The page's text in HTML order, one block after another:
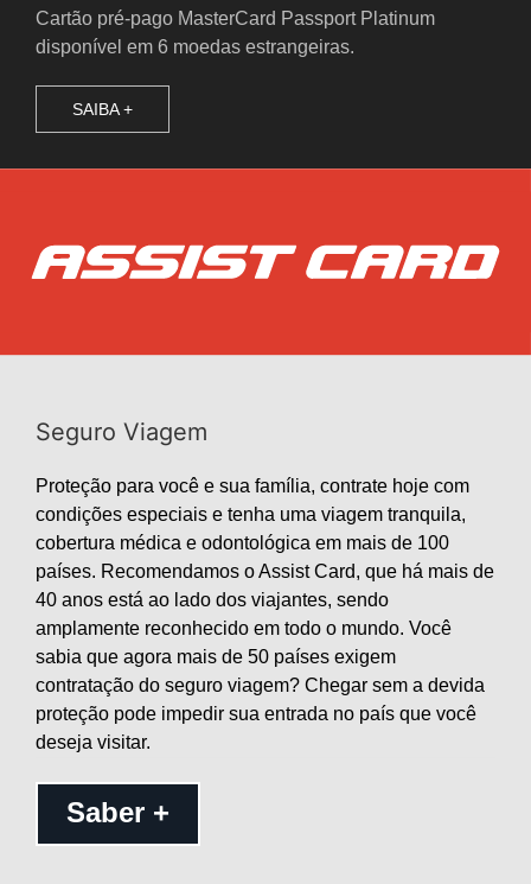
Cartão pré-pago MasterCard Passport Platinum
disponível em 6 moedas estrangeiras.
SAIBA +
Seguro Viagem
Proteção para você e sua família, contrate hoje com
condições especiais e tenha uma viagem tranquila,
cobertura médica e odontológica em mais de 100
países. Recomendamos o Assist Card, que há mais de
40 anos está ao lado dos viajantes, sendo
amplamente reconhecido em todo o mundo. Você
sabia que agora mais de 50 países exigem
contratação do seguro viagem? Chegar sem a devida
proteção pode impedir sua entrada no país que você
deseja visitar.
Saber +